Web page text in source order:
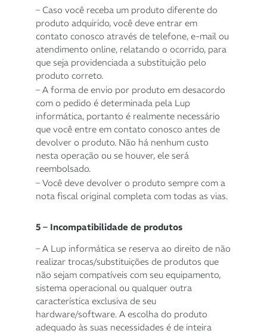
– Caso você receba um produto diferente do
produto adquirido, você deve entrar em
contato conosco através de telefone, e-mail ou
atendimento online, relatando o ocorrido, para
que seja providenciada a substituição pelo
produto correto.
– A forma de envio por produto em desacordo
com o pedido é determinada pela Lup
informática, portanto é realmente necessário
que você entre em contato conosco antes de
devolver o produto. Não há nenhum custo
nesta operação ou se houver, ele será
reembolsado.
– Você deve devolver o produto sempre com a
nota fiscal original completa com todas as vias.
5 – Incompatibilidade de produtos
– A Lup informática se reserva ao direito de não
realizar trocas/substituições de produtos que
não sejam compatíveis com seu equipamento,
sistema operacional ou qualquer outra
característica exclusiva de seu
hardware/software. A escolha do produto
adequado às suas necessidades é de inteira